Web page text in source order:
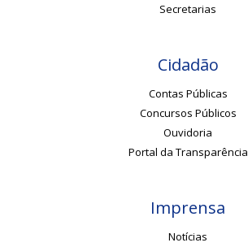
Secretarias
Cidadão
Contas Públicas
Concursos Públicos
Ouvidoria
Portal da Transparência
Imprensa
Notícias